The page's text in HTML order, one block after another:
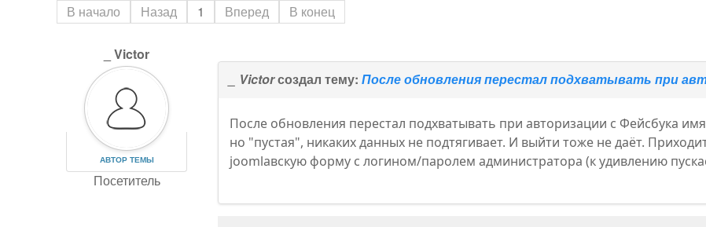
В начало Назад 1 Вперед В конец
_ Victor
АВТОР ТЕМЫ
Посетитель
_ Victorсоздал тему:После обновления перестал подхватывать при
После обновления перестал подхватывать при авторизации с Фейсбука
но "пустая", никаких данных не подтягивает. И выйти тоже не даёт.
joomlaвскую форму с логином/паролем администратора (к удивлению